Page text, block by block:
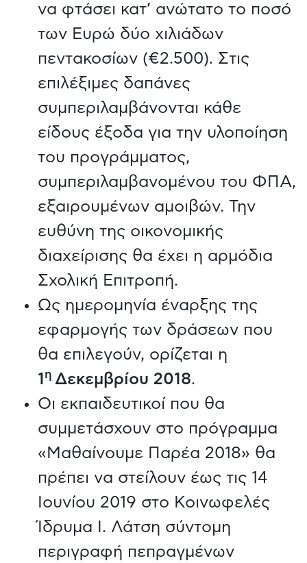
να φτάσει κατ’ ανώτατο το ποσό
των Ευρώ δύο χιλιάδων
πεντακοσίων (€2.500). Στις
επιλέξιμες δαπάνες
συμπεριλαμβάνονται κάθε
είδους έξοδα για την υλοποίηση
του προγράμματος,
συμπεριλαμβανομένου του ΦΠΑ,
εξαιρουμένων αμοιβών. Την
ευθύνη της οικονομικής
διαχείρισης θα έχει η αρμόδια
Σχολική Επιτροπή.
Ως ημερομηνία έναρξης της
εφαρμογής των δράσεων που
θα επιλεγούν, ορίζεται η
1 η Δεκεμβρίου 2018.
Οι εκπαιδευτικοί που θα
συμμετάσχουν στο πρόγραμμα
«Μαθαίνουμε Παρέα 2018» θα
πρέπει να στείλουν έως τις 14
Ιουνίου 2019 στο Κοινωφελές
Ίδρυμα Ι. Λάτση σύντομη
περιγραφή πεπραγμένων